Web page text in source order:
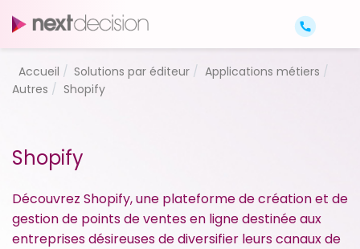
Accueil Solutions par éditeur
Applications métiers
Autres
Shopify
Shopify
Découvrez Shopify, une plateforme de création et de
gestion de points de ventes en ligne destinée aux
entreprises désireuses de diversifier leurs canaux de